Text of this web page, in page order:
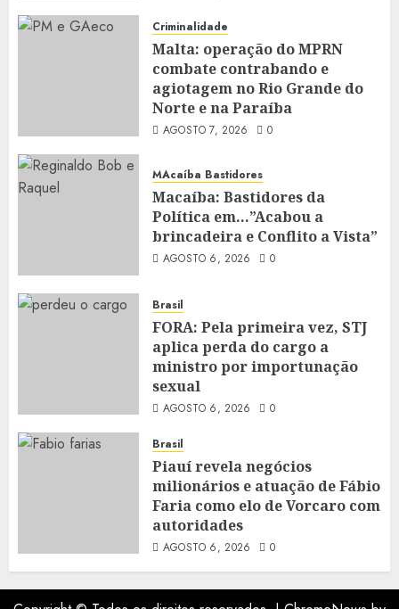
Criminalidade
Malta: operação do MPRN
combate contrabando e
agiotagem no Rio Grande do
Norte e na Paraíba
AGOSTO 7, 2026 0
MAcaíba Bastidores
Macaíba: Bastidores da
Política em…”Acabou a
brincadeira e Conflito a Vista”
AGOSTO 6, 2026 0
Brasil
FORA: Pela primeira vez, STJ
aplica perda do cargo a
ministro por importunação
sexual
AGOSTO 6, 2026 0
Brasil
Piauí revela negócios
milionários e atuação de Fábio
Faria como elo de Vorcaro com
autoridades
AGOSTO 6, 2026 0